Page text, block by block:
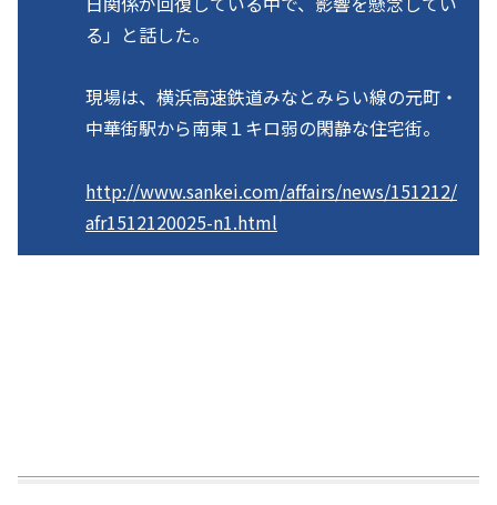
る」と話した。
現場は、横浜高速鉄道みなとみらい線の元町・
中華街駅から南東１キロ弱の閑静な住宅街。
http://www.sankei.com/affairs/news/151212/
afr1512120025-n1.html